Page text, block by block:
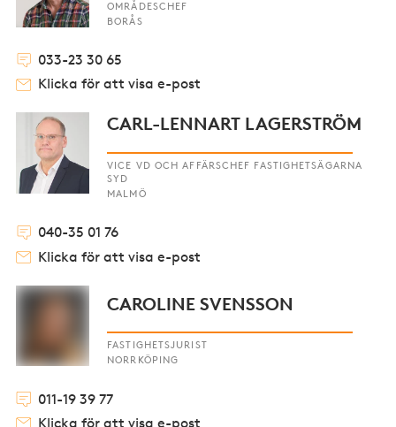
OMRÅDESCHEF
BORÅS
033-23 30 65
Klicka för att visa e-post
CARL-LENNART LAGERSTRÖM
VICE VD OCH AFFÄRSCHEF FASTIGHETSÄGARNA
SYD
MALMÖ
040-35 01 76
Klicka för att visa e-post
CAROLINE SVENSSON
FASTIGHETSJURIST
NORRKÖPING
011-19 39 77
Klicka för att visa e-post